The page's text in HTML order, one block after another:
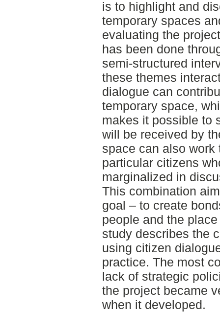
is to highlight and
temporary spaces
evaluating the
has been done
semi-structured
these themes
dialogue can
temporary space,
makes it possible to
will be received by
space can also
particular citizens
marginalized in
This combination
goal – to create
people and the
study describes the
using citizen
practice. The most
lack of strategic
the project became
when it developed.